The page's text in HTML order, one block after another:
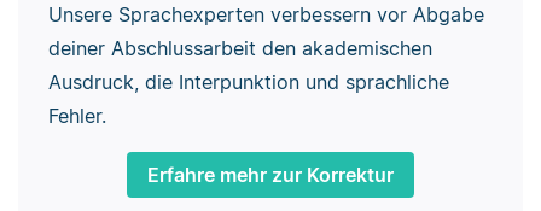
Unsere Sprachexperten verbessern vor Abgabe
deiner Abschlussarbeit den akademischen
Ausdruck, die Interpunktion und sprachliche
Fehler.
Erfahre mehr zur Korrektur